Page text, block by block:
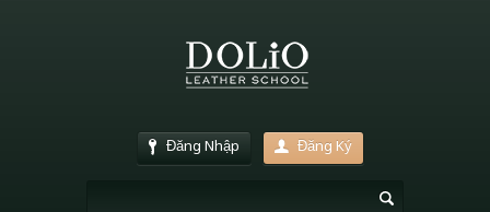
Đăng Nhập Đăng Ký